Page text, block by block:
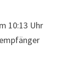
10:13 Uhr